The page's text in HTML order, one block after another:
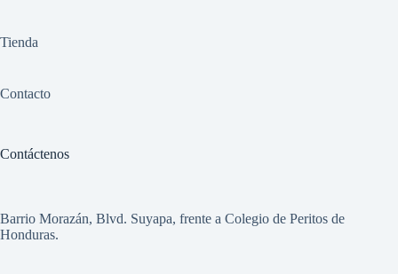
Tienda
Contacto
Contáctenos
Barrio Morazán, Blvd. Suyapa, frente a Colegio de Peritos de
Honduras.